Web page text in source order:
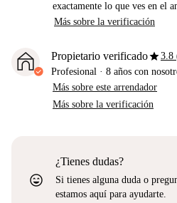
exactamente lo que ves en el
Más sobre la verificación
Propietario verificadostar3.8
Profesional · 8 años con
Más sobre este arrendador
Más sobre la verificación
sentiment_very_satisfied
¿Tienes dudas?
Si tienes alguna duda o
estamos aquí para ayudarte.